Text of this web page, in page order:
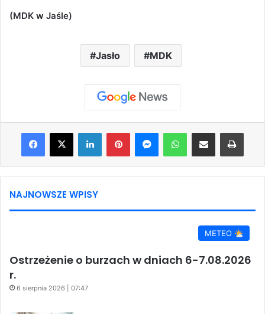
(MDK w Jaśle)
Jasło MDK
Facebook
X LinkedInPinterestMessengerWhatsAppShare via Email Print
NAJNOWSZE WPISY
METEO
Ostrzeżenie o burzach w dniach 6-7.08.2026
r.
6 sierpnia 2026 | 07:47